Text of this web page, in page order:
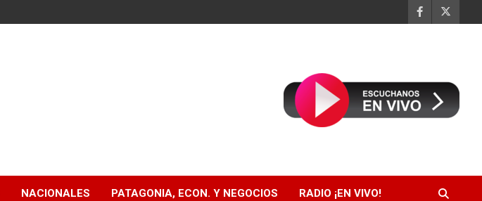
NACIONALES PATAGONIA, ECON. Y NEGOCIOS RADIO ¡EN VIVO!